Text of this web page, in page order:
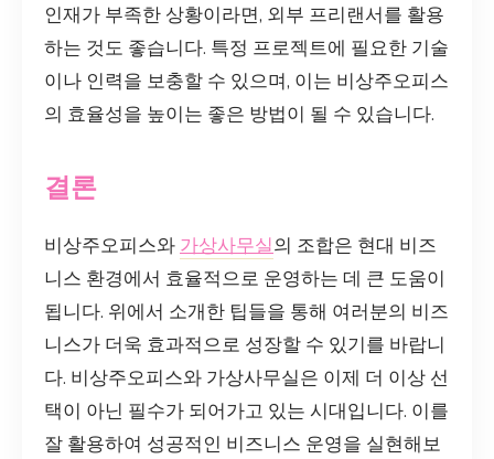
인재가 부족한 상황이라면, 외부 프리랜서를 활용
하는 것도 좋습니다. 특정 프로젝트에 필요한 기술
이나 인력을 보충할 수 있으며, 이는 비상주오피스
의 효율성을 높이는 좋은 방법이 될 수 있습니다.
결론
비상주오피스와 가상사무실의 조합은 현대 비즈
니스 환경에서 효율적으로 운영하는 데 큰 도움이
됩니다. 위에서 소개한 팁들을 통해 여러분의 비즈
니스가 더욱 효과적으로 성장할 수 있기를 바랍니
다. 비상주오피스와 가상사무실은 이제 더 이상 선
택이 아닌 필수가 되어가고 있는 시대입니다. 이를
잘 활용하여 성공적인 비즈니스 운영을 실현해보